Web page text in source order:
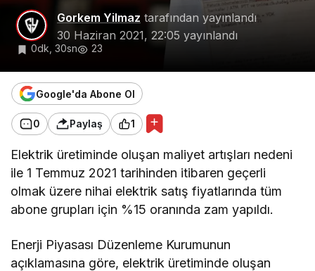
Gorkem Yilmaz tarafından yayınlandı
30 Haziran 2021, 22:05 yayınlandı
0dk, 30sn 23
Google'da Abone Ol
0 Paylaş 1
Elektrik üretiminde oluşan maliyet artışları nedeni
ile 1 Temmuz 2021 tarihinden itibaren geçerli
olmak üzere nihai elektrik satış fiyatlarında tüm
abone grupları için %15 oranında zam yapıldı.
Enerji Piyasası Düzenleme Kurumunun
açıklamasına göre, elektrik üretiminde oluşan